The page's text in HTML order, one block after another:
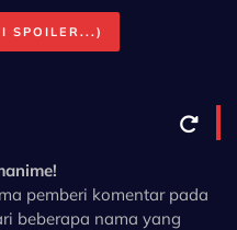
SPOILER...)
pemberi komentar pada
beberapa nama yang